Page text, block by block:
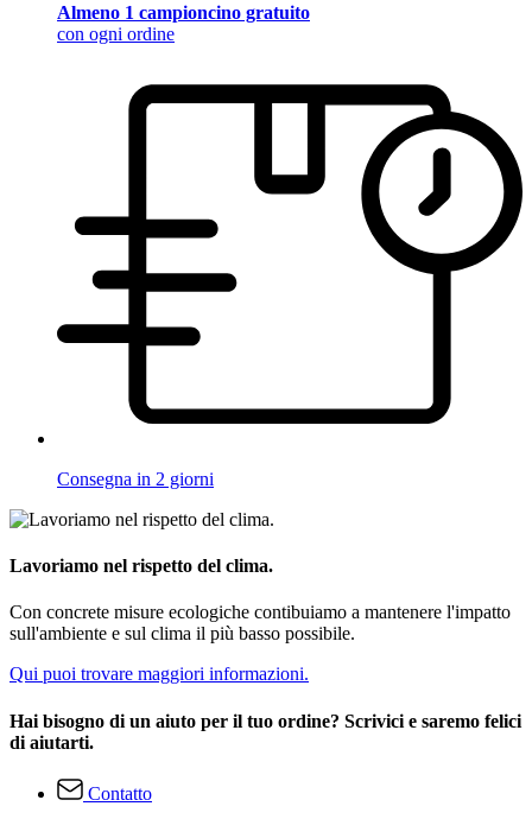
Almeno 1 campioncino gratuito
con ogni ordine
Consegna in 2 giorni
Lavoriamo nel rispetto del clima.
Con concrete misure ecologiche contibuiamo a mantenere l'impatto
sull'ambiente e sul clima il più basso possibile.
Qui puoi trovare maggiori informazioni.
Hai bisogno di un aiuto per il tuo ordine? Scrivici e saremo felici
di aiutarti.
Contatto